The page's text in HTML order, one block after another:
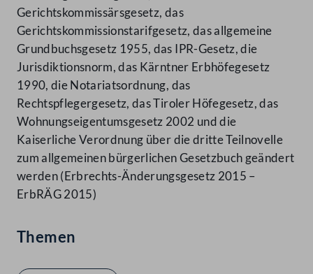
Gerichtskommissärsgesetz, das
Gerichtskommissionstarifgesetz, das allgemeine
Grundbuchsgesetz 1955, das IPR-Gesetz, die
Jurisdiktionsnorm, das Kärntner Erbhöfegesetz
1990, die Notariatsordnung, das
Rechtspflegergesetz, das Tiroler Höfegesetz, das
Wohnungseigentumsgesetz 2002 und die
Kaiserliche Verordnung über die dritte Teilnovelle
zum allgemeinen bürgerlichen Gesetzbuch geändert
werden (Erbrechts-Änderungsgesetz 2015 –
ErbRÄG 2015)
Themen